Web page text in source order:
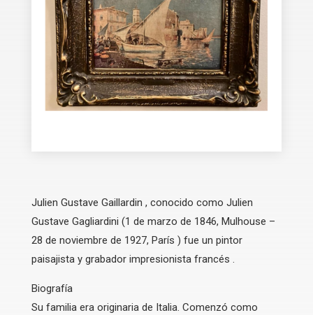
Julien Gustave Gaillardin , conocido como Julien
Gustave Gagliardini (1 de marzo de 1846, Mulhouse –
28 de noviembre de 1927, París ) fue un pintor
paisajista y grabador impresionista francés .
Biografía
Su familia era originaria de Italia. Comenzó como